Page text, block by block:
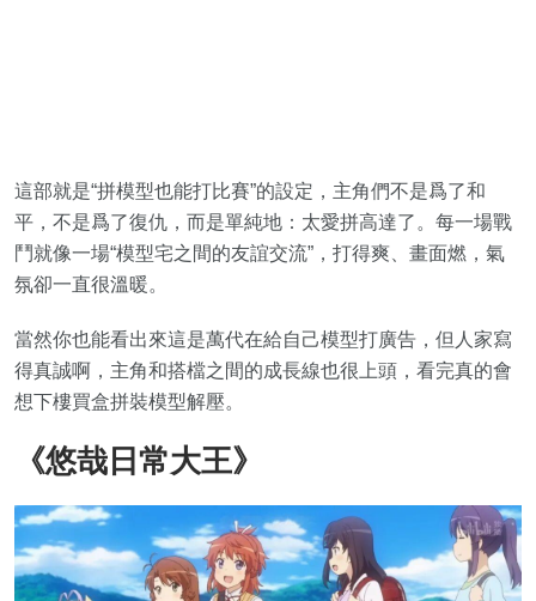
這部就是“拼模型也能打比賽”的設定，主角們不是爲了和
平，不是爲了復仇，而是單純地：太愛拼高達了。每一場戰
鬥就像一場“模型宅之間的友誼交流”，打得爽、畫面燃，氣
氛卻一直很溫暖。
當然你也能看出來這是萬代在給自己模型打廣告，但人家寫
得真誠啊，主角和搭檔之間的成長線也很上頭，看完真的會
想下樓買盒拼裝模型解壓。
《悠哉日常大王》